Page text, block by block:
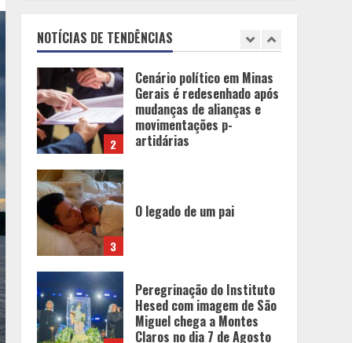
NOTÍCIAS DE TENDÊNCIAS
2
artidárias
3
O legado de um pai
4
Hesed com imagem de São
Miguel chega a Montes
Chegada da seca
impulsiona ritmo das obras
e reforça perspectivas
para a construção civil no